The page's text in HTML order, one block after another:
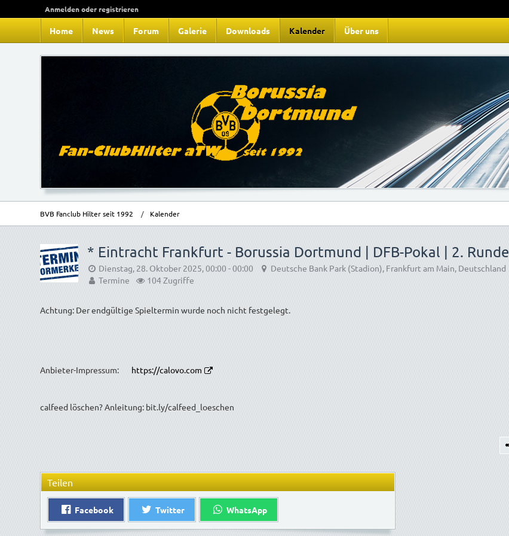
Home News Forum Galerie Downloads Kalender Über uns
Anmelden oder registrieren
BVB Fanclub Hilter seit 1992 Kalender
* Eintracht Frankfurt - Borussia Dortmund | DFB-Pokal | 2. Runde
Dienstag, 28. Oktober 2025, 00:00 - 00:00
Deutsche Bank Park (Stadion), Frankfurt am Main, Deutschland
Termine
104 Zugriffe
Achtung: Der endgültige Spieltermin wurde noch nicht festgelegt.
Anbieter-Impressum: https://calovo.com
calfeed löschen? Anleitung: bit.ly/calfeed_loeschen
Teilen
Facebook Twitter WhatsApp